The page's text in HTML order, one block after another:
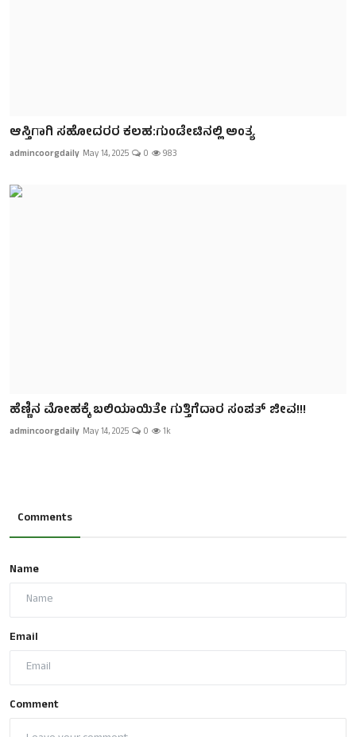
ಆಸ್ತಿಗಾಗಿ ಸಹೋದರರ ಕಲಹ:ಗುಂಡೇಟಿನಲ್ಲಿ ಅಂತ್ಯ
admincoorgdaily May 14, 2025 0 983
ಹೆಣ್ಣಿನ ಮೋಹಕ್ಕೆ ಬಲಿಯಾಯಿತೇ ಗುತ್ತಿಗೆದಾರ ಸಂಪತ್ ಜೀವ!!!
admincoorgdaily May 14, 2025 0 1k
Comments
Name
Email
Comment